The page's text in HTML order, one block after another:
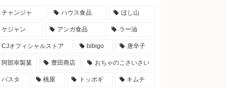
チャンジャ ハウス食品 ほし山
ケジャン アンガ食品 ラー油
CJオフィシャルストア bibigo 唐辛子
阿部幸製菓 豊田商店 おちゃのこさいさい
パスタ 桃屋 トッポギ キムチ